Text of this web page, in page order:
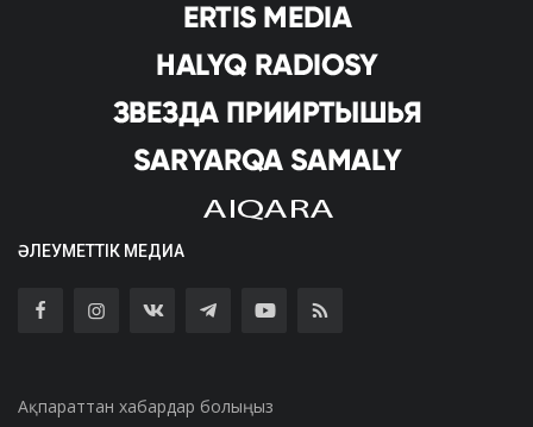
ӘЛЕУМЕТТІК МЕДИА
Ақпараттан хабардар болыңыз